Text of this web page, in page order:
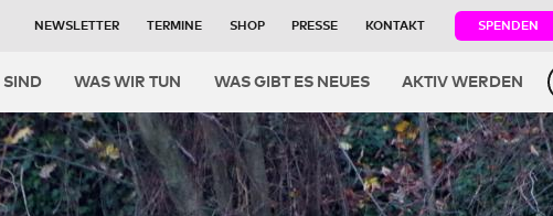
NEWSLETTER TERMINE SHOP PRESSE KONTAKT SPENDEN
SIND WAS WIR TUN WAS GIBT ES NEUES AKTIV WERDEN